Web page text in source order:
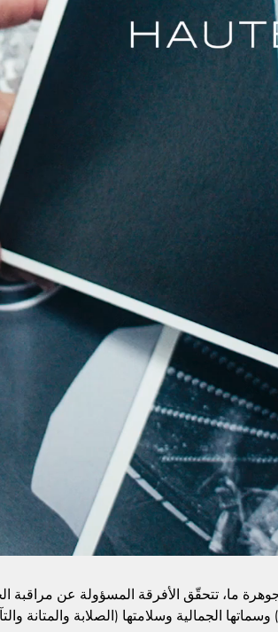
ما، تتحقّق الأفرقة المسؤولة عن مراقبة
الجمالية وسلامتها (الصلابة والمتانة